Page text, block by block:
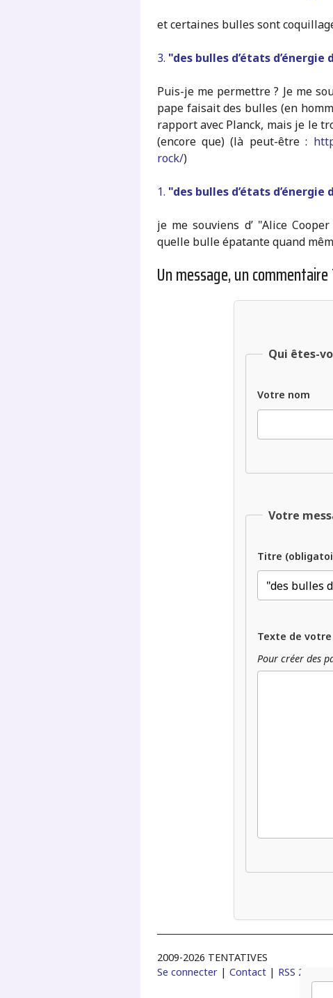
et certaines bulles sont
3. "des bulles d’états d’énergie
Puis-je me permettre ? Je me
pape faisait des bulles (en
rapport avec Planck, mais je le
(encore que) (là peut-être :
rock/)
1. "des bulles d’états d’énergie
je me souviens d’ "Alice
quelle bulle épatante quand
Un message, un commentaire
Qui êtes-
Votre nom
Votre
Titre
Texte de
Pour créer des
2009-2026 TENTATIVES
Se connecter| Contact| RSS 2.0